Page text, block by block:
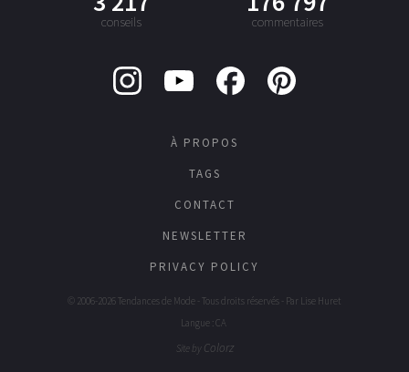
conseils commentaires
À PROPOS
TAGS
CONTACT
NEWSLETTER
PRIVACY POLICY
© 2006-2026 Tendances de Mode - Tous droits réservés - Par Lise Huret
Langue : CA
Site by Colorz